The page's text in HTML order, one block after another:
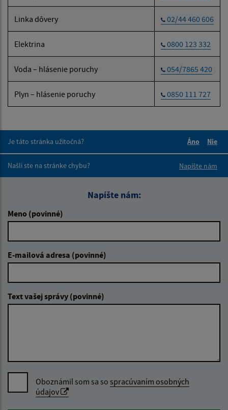
Linka dôvery 02/44 460 606
Elektrina 0800 123 332
Voda – hlásenie poruchy 054/7865 420
Plyn – hlásenie poruchy 0850 111 727
Je táto stránka užitočná?
Áno
Nie
Našli ste na stránke chybu?
Napíšte nám
Napíšte nám:
Meno (povinné)
E-mailová adresa (povinné)
Text vašej správy (povinné)
Oboznámil som sa so spracúvaním osobných
údajov